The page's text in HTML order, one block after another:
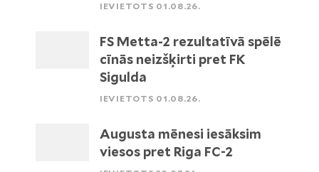
IEVIETOTS 01.08.26.
FS Metta-2 rezultatīvā spēlē
cīnās neizšķirti pret FK
Sigulda
IEVIETOTS 01.08.26.
Augusta mēnesi iesāksim
viesos pret Riga FC-2